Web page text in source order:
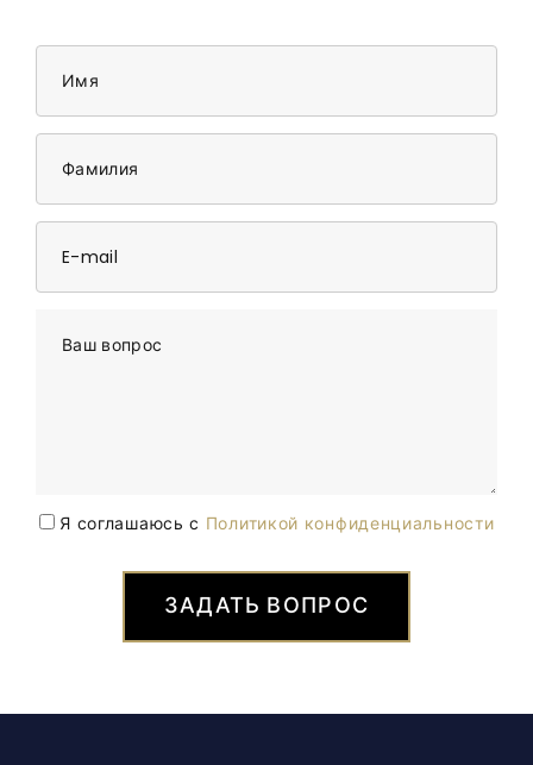
Имя
Фамилия
E-mail
Ваш вопрос
Я соглашаюсь с Политикой конфиденциальности
ЗАДАТЬ ВОПРОС